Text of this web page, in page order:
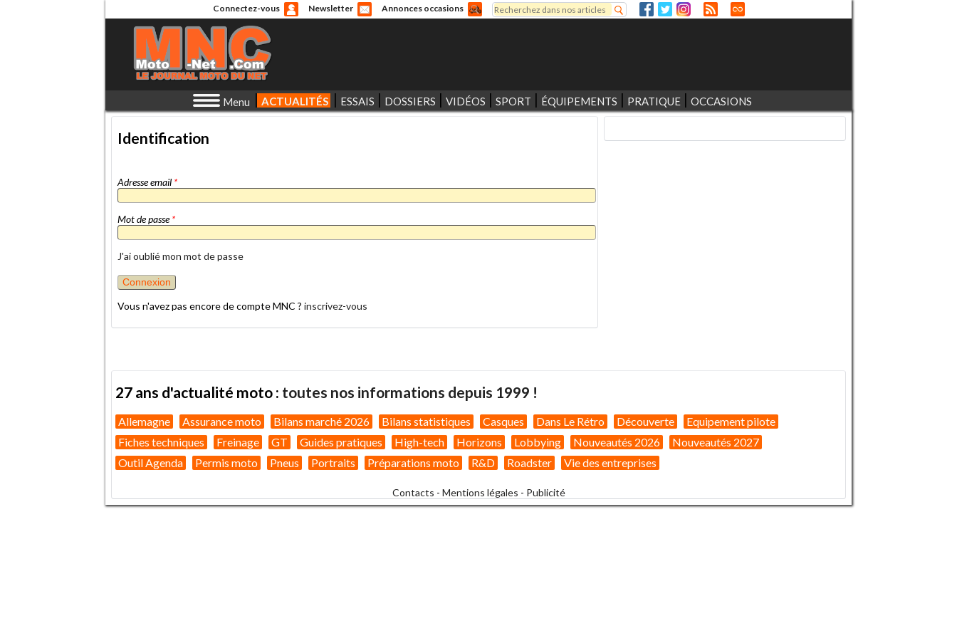
Connectez-vous Newsletter Annonces occasions
Formulaire de recherche
Rechercher
Menu ACTUALITÉS ESSAIS DOSSIERS VIDÉOS SPORT ÉQUIPEMENTS PRATIQUE OCCASIONS
Identification
Adresse email *
Mot de passe*
J'ai oublié mon mot de passe
Vous n'avez pas encore de compte MNC ? inscrivez-vous
27 ans d'actualité moto : toutes nos informations depuis 1999 !
Allemagne Assurance moto Bilans marché 2026 Bilans statistiques Casques Dans Le Rétro Découverte
Equipement pilote
Fiches techniques
Freinage GT Guides pratiques High-tech Horizons Lobbying Nouveautés 2026
Nouveautés 2027
Outil Agenda
Permis moto Pneus Portraits Préparations moto R&D Roadster Vie des entreprises
Contacts - Mentions légales - Publicité